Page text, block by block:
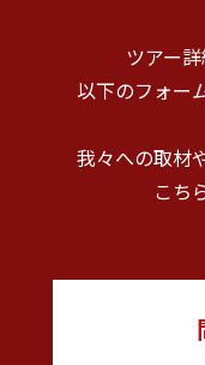
ツアー
以下のフォー
我々への取材
こち